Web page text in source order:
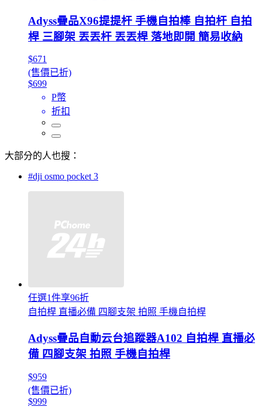
Adyss疊品X96提提杆 手機自拍棒 自拍杆 自拍
桿 三腳架 丟丟杆 丟丟桿 落地即開 簡易收納
$671
(售價已折)
$699
P幣
折扣
大部分的人也搜：
#dji osmo pocket 3
任選1件享96折
自拍桿 直播必備 四腳支架 拍照 手機自拍桿
Adyss疊品自動云台追蹤器A102 自拍桿 直播必
備 四腳支架 拍照 手機自拍桿
$959
(售價已折)
$999